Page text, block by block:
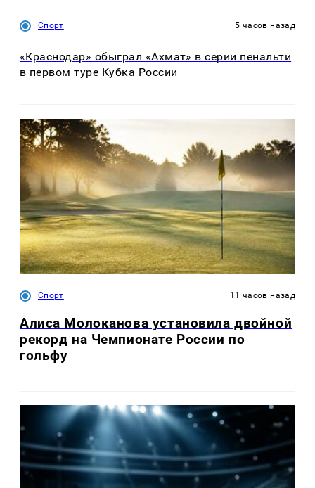
Спорт 5 часов назад
«Краснодар» обыграл «Ахмат» в серии пенальти
в первом туре Кубка России
Спорт 11 часов назад
Алиса Молоканова установила двойной
рекорд на Чемпионате России по
гольфу